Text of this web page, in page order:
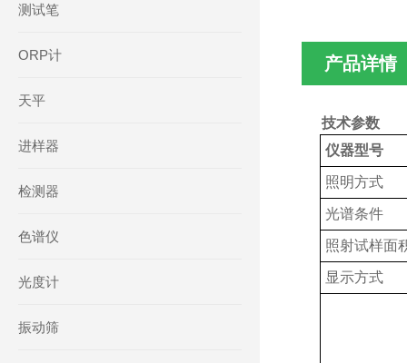
测试笔
ORP计
天平
进样器
检测器
色谱仪
光度计
振动筛
产品详情
技术参数
仪器型号
照明方式
光谱条件
照射试样面
显示方式